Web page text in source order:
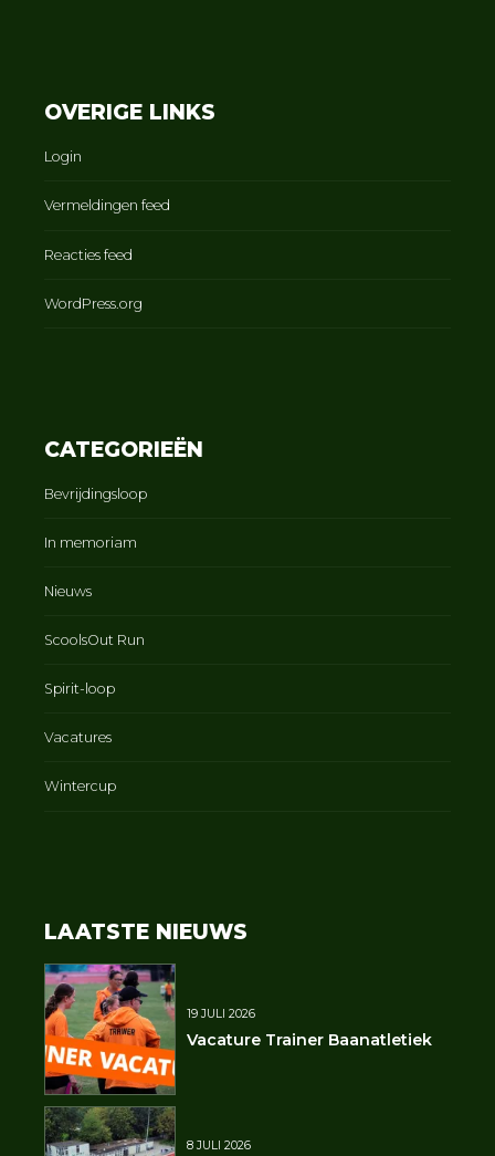
OVERIGE LINKS
Login
Vermeldingen feed
Reacties feed
WordPress.org
CATEGORIEËN
Bevrijdingsloop
In memoriam
Nieuws
ScoolsOut Run
Spirit-loop
Vacatures
Wintercup
LAATSTE NIEUWS
19 JULI 2026
Vacature Trainer Baanatletiek
8 JULI 2026